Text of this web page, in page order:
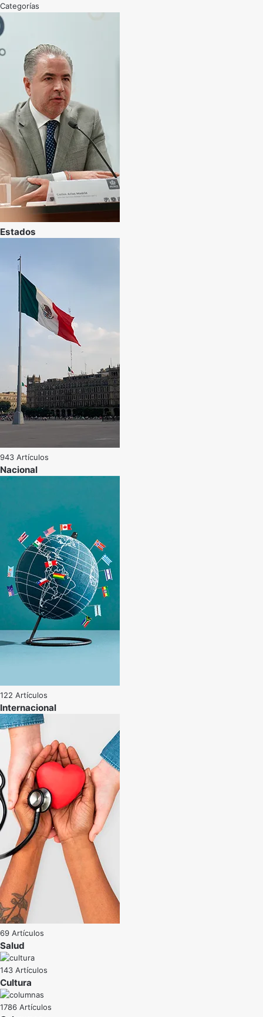
Categorías
Estados
943 Artículos
Nacional
122 Artículos
Internacional
69 Artículos
Salud
143 Artículos
Cultura
1786 Artículos